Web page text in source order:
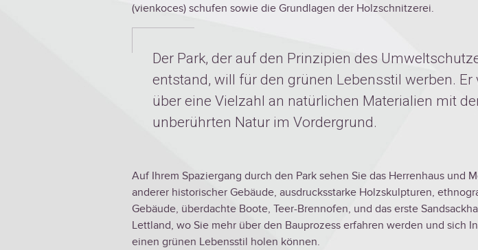
(vienkoces) schufen sowie die Grundlagen der Holzschnitzerei.
Der Park, der auf den Prinzipien des
entstand, will für den grünen Lebensstil werben. Er
über eine Vielzahl an natürlichen Materialien mit
unberührten Natur im Vordergrund.
Auf Ihrem Spaziergang durch den Park sehen Sie das Herrenhaus und
anderer historischer Gebäude, ausdrucksstarke Holzskulpturen,
Gebäude, überdachte Boote, Teer-Brennofen, und das erste
Lettland, wo Sie mehr über den Bauprozess erfahren werden und sich
einen grünen Lebensstil holen können.